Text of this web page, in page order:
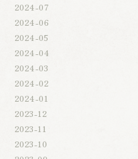
2024-07
2024-06
2024-05
2024-04
2024-03
2024-02
2024-01
2023-12
2023-11
2023-10